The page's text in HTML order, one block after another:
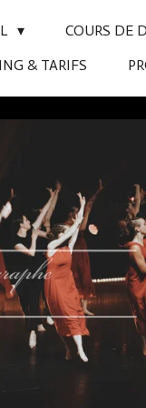
COURS DE
& TARIFS